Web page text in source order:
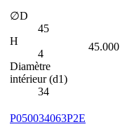
∅D
45
H
4
Diamètre
intérieur (d1)
34
45.000
P050034063P2E